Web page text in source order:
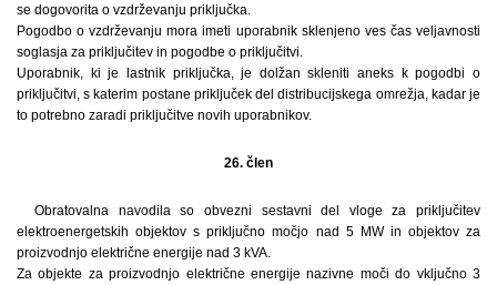
se dogovorita o vzdrževanju priključka.
Pogodbo o vzdrževanju mora imeti uporabnik sklenjeno ves čas veljavnosti
soglasja za priključitev in pogodbe o priključitvi.
Uporabnik, ki je lastnik priključka, je dolžan skleniti aneks k pogodbi o
priključitvi, s katerim postane priključek del distribucijskega omrežja, kadar je
to potrebno zaradi priključitve novih uporabnikov.
26. člen
Obratovalna navodila so obvezni sestavni del vloge za priključitev
elektroenergetskih objektov s priključno močjo nad 5 MW in objektov za
proizvodnjo električne energije nad 3 kVA.
Za objekte za proizvodnjo električne energije nazivne moči do vključno 3